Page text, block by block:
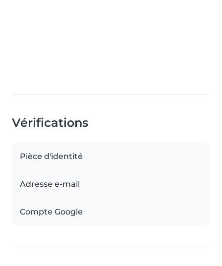
Vérifications
Pièce d'identité
Adresse e-mail
Compte Google